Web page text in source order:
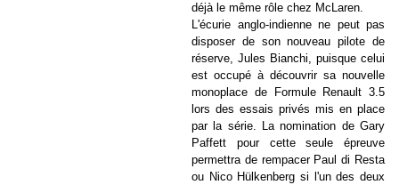
déjà le même rôle chez McLaren.
L'écurie anglo-indienne ne peut pas
disposer de son nouveau pilote de
réserve, Jules Bianchi, puisque celui
est occupé à découvrir sa nouvelle
monoplace de Formule Renault 3.5
lors des essais privés mis en place
par la série. La nomination de Gary
Paffett pour cette seule épreuve
permettra de rempacer Paul di Resta
ou Nico Hülkenberg si l'un des deux